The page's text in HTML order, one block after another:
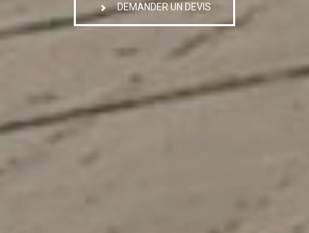
DEMANDER UN DEVIS